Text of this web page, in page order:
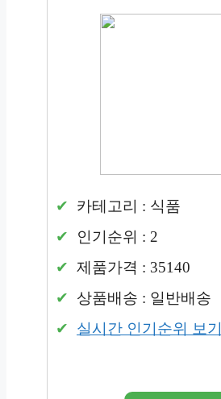
카테고리 : 식품
인기순위 : 2
제품가격 : 35140
상품배송 : 일반배송
실시간 인기순위 보기